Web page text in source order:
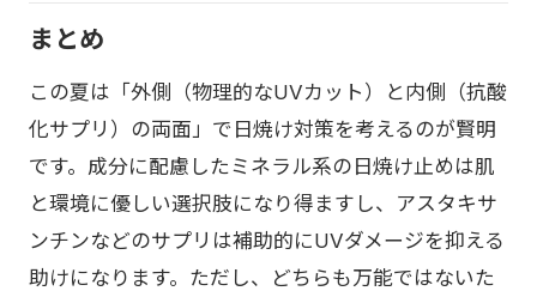
まとめ
この夏は「外側（物理的なUVカット）と内側（抗酸
化サプリ）の両面」で日焼け対策を考えるのが賢明
です。成分に配慮したミネラル系の日焼け止めは肌
と環境に優しい選択肢になり得ますし、アスタキサ
ンチンなどのサプリは補助的にUVダメージを抑える
助けになります。ただし、どちらも万能ではないた